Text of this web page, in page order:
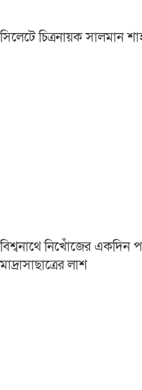
সিলেটে চিত্রনায়ক সালমান
বিশ্বনাথে নিখোঁজের একদিন
মাদ্রাসাছাত্রের লাশ